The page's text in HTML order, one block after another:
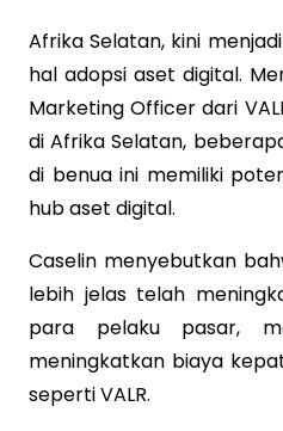
Afrika Selatan, kini
hal adopsi aset digital.
Marketing Officer dari
di Afrika Selatan,
di benua ini memiliki
hub aset digital.
Caselin menyebutkan
lebih jelas telah
para pelaku pasar,
meningkatkan biaya
seperti VALR.